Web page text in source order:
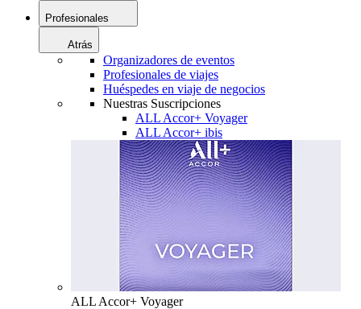
Profesionales
Atrás
Organizadores de eventos
Profesionales de viajes
Huéspedes en viaje de negocios
Nuestras Suscripciones
ALL Accor+ Voyager
ALL Accor+ ibis
ALL Accor+ Voyager